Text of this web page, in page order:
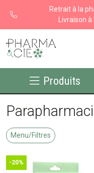
Retrait à la
Livraison
Pharma&cie -
Produits
Menu/Filtres
-20%